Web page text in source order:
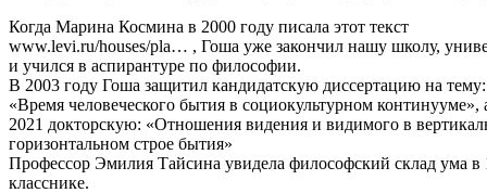
Когда Марина Космина в 2000 году писала этот текст
www.levi.ru/houses/pla… , Гоша уже закончил нашу школу,
и учился в аспирантуре по философии.
В 2003 году Гоша защитил кандидатскую диссертацию на тему:
«Время человеческого бытия в социокультурном континууме»,
2021 докторскую: «Отношения видения и видимого в
горизонтальном строе бытия»
Профессор Эмилия Тайсина увидела философский склад ума в
класснике.